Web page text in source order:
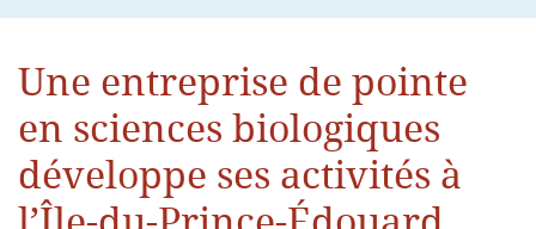
Une entreprise de pointe
en sciences biologiques
développe ses activités à